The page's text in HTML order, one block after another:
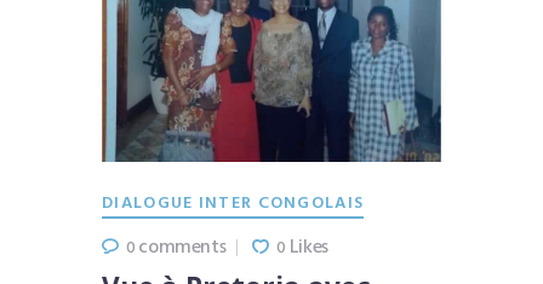
DIALOGUE INTER CONGOLAIS
0comments 0 Likes